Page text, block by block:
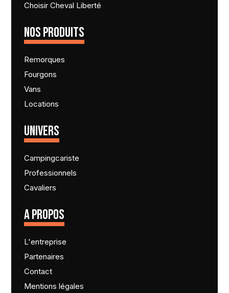
Choisir Cheval Liberté
NOS PRODUITS
Remorques
Fourgons
Vans
Locations
UNIVERS
Campingcariste
Professionnels
Cavaliers
A PROPOS
L'entreprise
Partenaires
Contact
Mentions légales